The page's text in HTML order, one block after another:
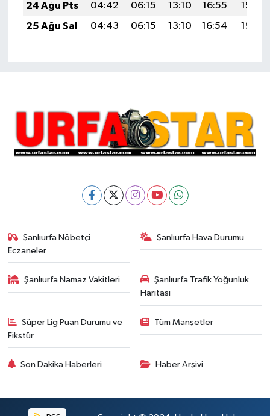
24 Ağu Pts
04:42 06:15 13:10 16:55
19:56
25 Ağu Sal
04:43 06:15 13:10 16:54 19:55
Şanlıurfa Nöbetçi
Eczaneler
Şanlıurfa Hava Durumu
Şanlıurfa Namaz Vakitleri
Şanlıurfa Trafik Yoğunluk
Haritası
Süper Lig Puan Durumu ve
Fikstür
Tüm Manşetler
Son Dakika Haberleri Haber Arşivi